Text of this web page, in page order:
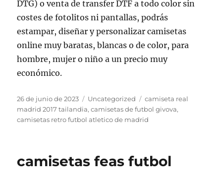
DTG) o venta de transfer DTF a todo color sin
costes de fotolitos ni pantallas, podrás
estampar, diseñar y personalizar camisetas
online muy baratas, blancas o de color, para
hombre, mujer o niño a un precio muy
económico.
Publicado
el
26 de junio de 2023 Categorías
Uncategorized Etiquetas
camiseta real
madrid 2017 tailandia,camisetas de futbol givova,
camisetas retro futbol atletico de madrid
camisetas feas futbol